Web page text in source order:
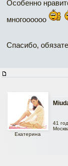
Особенно
многоооооо
Спасибо,
Екатерина
41 год